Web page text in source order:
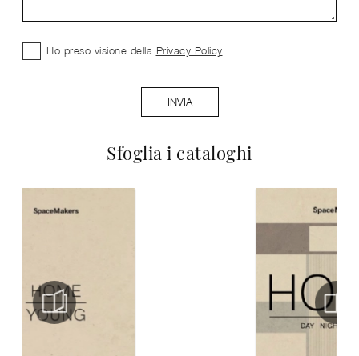
Sfoglia i cataloghi
Ho preso visione della Privacy Policy
INVIA